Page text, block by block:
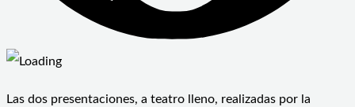
Las dos presentaciones, a teatro lleno, realizadas por la